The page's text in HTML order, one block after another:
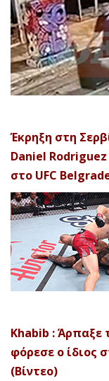
Έκρηξη στη
Daniel
στο UFC
Khabib : Άρπαξε
φόρεσε ο ίδιος
(Βίντεο)